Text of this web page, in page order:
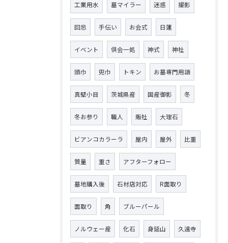
工業用水 墓マイラー 迷惑 撮影
回忌 手伝い お会式 日蓮
イベント 倶会一処 神式 神社
頭巾 兜巾 トキン お墓専門用語
真壁小目 茨城県産 国産御影 冬
冬お参り 職人 販社 大理石
ビアンコカラーラ 屋内 屋外 比重
質量 重さ アフターフォロー
墓地購入後 石材店対応 R面取り
面取り 角 ブルーパール
ノルウェー産 化石 身延山 久遠寺